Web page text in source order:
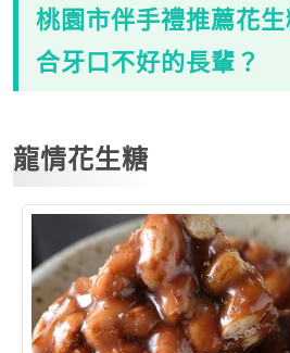
桃園市伴手禮推薦花
合牙口不好的長輩？
龍情花生糖